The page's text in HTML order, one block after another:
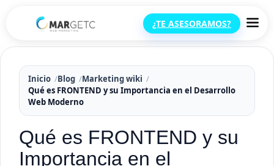
¿TE ASESORAMOS?
Inicio Blog
Marketing wiki
Qué es FRONTEND y su Importancia en el Desarrollo
Web Moderno
Qué es FRONTEND y su
Importancia en el